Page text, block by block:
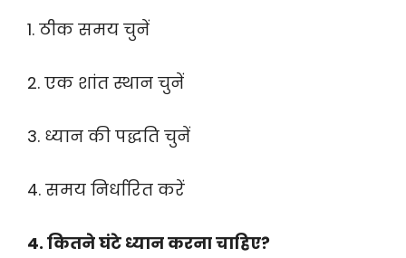
1. ठीक समय चुनें
2. एक शांत स्थान चुनें
3. ध्यान की पद्धति चुनें
4. समय निर्धारित करें
4. कितने घंटे ध्यान करना चाहिए?